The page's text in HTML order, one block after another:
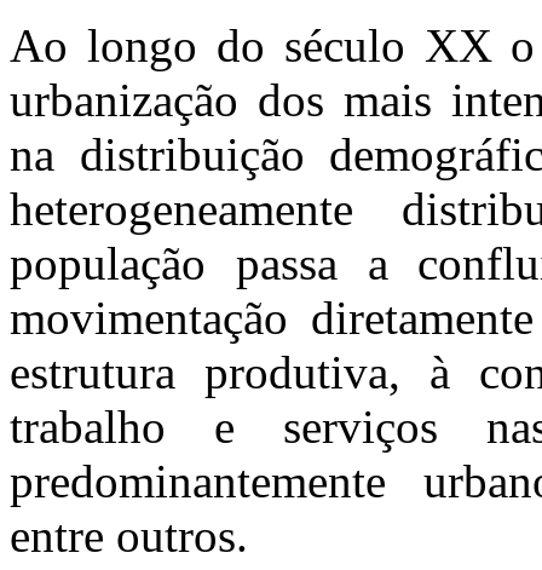
Ao longo do século XX
urbanização dos mais
na distribuição
heterogeneamente
população passa a
movimentação
estrutura produtiva, à
trabalho e serviços
predominantemente
entre outros.